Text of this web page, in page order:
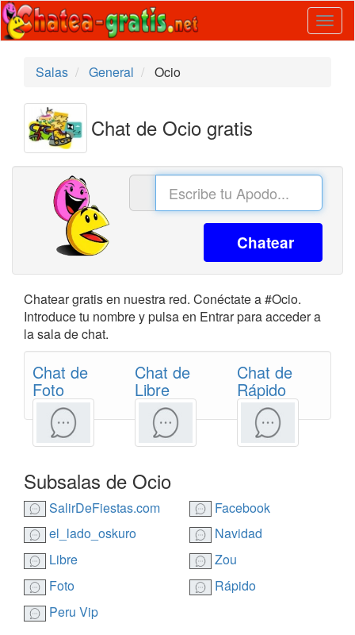
Salas
General Ocio
Chat de Ocio gratis
Chatear
Chatear gratis en nuestra red. Conéctate a #Ocio.
Introduce tu nombre y pulsa en Entrar para acceder a
la sala de chat.
Chat de
Foto
Chat de
Libre
Chat de
Rápido
Subsalas de Ocio
SalirDeFiestas.com
Facebook
el_lado_oskuro
Navidad
Libre
Zou
Foto
Rápido
Peru Vip